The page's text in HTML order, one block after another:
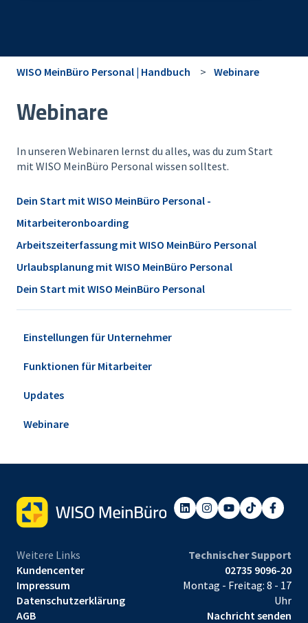
WISO MeinBüro Personal | Handbuch Webinare
Webinare
In unseren Webinaren lernst du alles, was du zum Start
mit WISO MeinBüro Personal wissen solltest.
Dein Start mit WISO MeinBüro Personal -
Mitarbeiteronboarding
Arbeitszeiterfassung mit WISO MeinBüro Personal
Urlaubsplanung mit WISO MeinBüro Personal
Dein Start mit WISO MeinBüro Personal
Einstellungen für Unternehmer
Funktionen für Mitarbeiter
Updates
Webinare
Weitere Links
Kundencenter
Impressum
Datenschutzerklärung
AGB
Technischer Support
02735 9096-20
Montag - Freitag: 8 - 17
Uhr
Nachricht senden